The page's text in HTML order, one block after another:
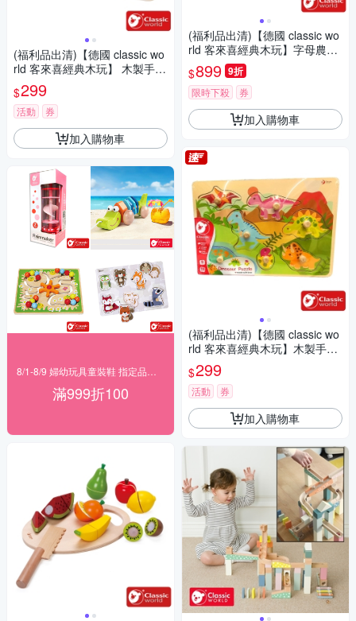
(福利品出清)【德國 classic wo
rld 客來喜經典木玩】 木製手抓
板-交通工具《3741》
$299
活動 券
加入購物車
滿999折100
(福利品出清)【德國 classic wo
rld 客來喜經典木玩】字母農場
雙面導航板《20042》
$899 9折
限時下殺 券
加入購物車
(福利品出清)【德國 classic wo
rld 客來喜經典木玩】木製手抓
板-侏儸紀恐龍《3547》
$299
活動 券
加入購物車